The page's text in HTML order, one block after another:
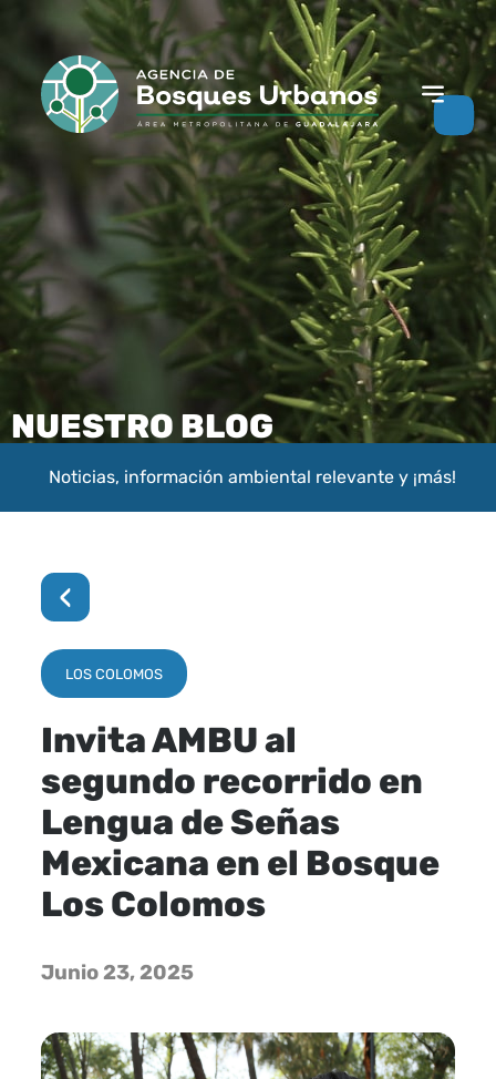
NUESTRO BLOG
Noticias, información ambiental relevante y ¡más!
‹
LOS COLOMOS
Invita AMBU al
segundo recorrido en
Lengua de Señas
Mexicana en el Bosque
Los Colomos
Junio 23, 2025